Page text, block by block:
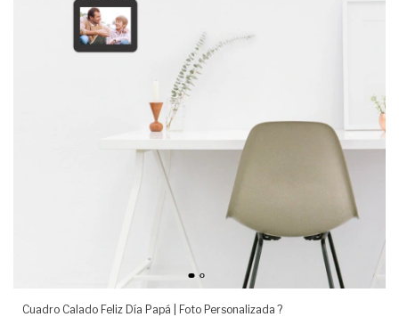
Cuadro Calado Feliz Día Papá | Foto Personalizada ?